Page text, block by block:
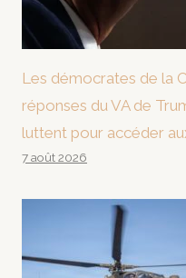
Les démocrates de la
réponses du VA de
luttent pour accéder
7 août 2026